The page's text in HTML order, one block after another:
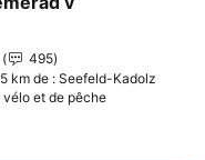
à mes favoris
495
km de : Seefeld-Kadolz
et de pêche